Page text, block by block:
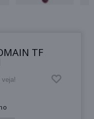
TF
veja!